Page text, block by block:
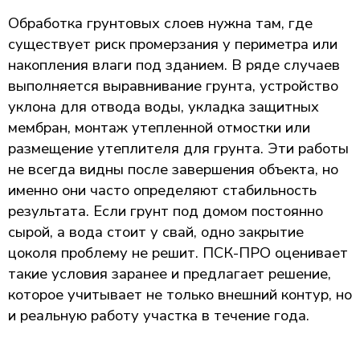
Обработка грунтовых слоев нужна там, где
существует риск промерзания у периметра или
накопления влаги под зданием. В ряде случаев
выполняется выравнивание грунта, устройство
уклона для отвода воды, укладка защитных
мембран, монтаж утепленной отмостки или
размещение утеплителя для грунта. Эти работы
не всегда видны после завершения объекта, но
именно они часто определяют стабильность
результата. Если грунт под домом постоянно
сырой, а вода стоит у свай, одно закрытие
цоколя проблему не решит. ПСК-ПРО оценивает
такие условия заранее и предлагает решение,
которое учитывает не только внешний контур, но
и реальную работу участка в течение года.